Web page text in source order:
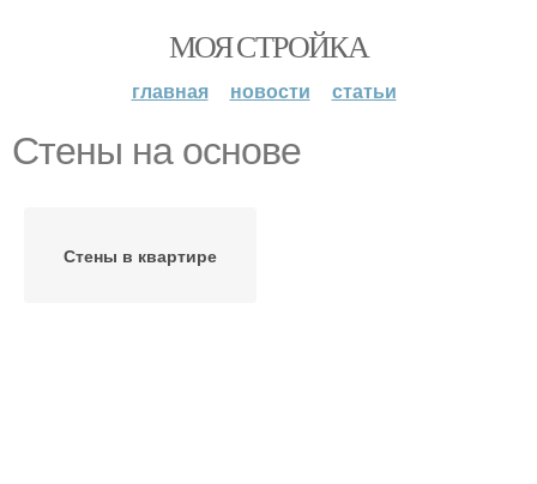
МОЯ СТРОЙКА
главная новости статьи
Стены на основе
Стены в квартире